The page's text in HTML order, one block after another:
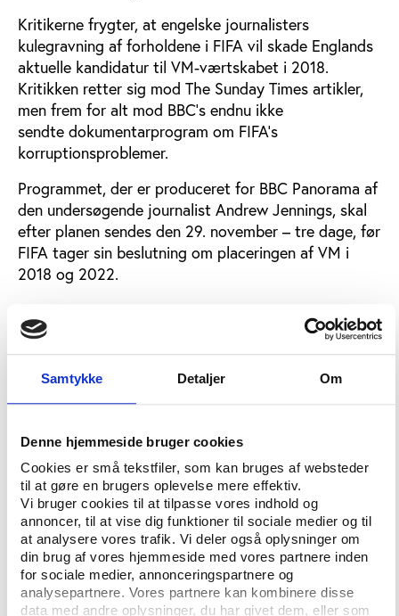
Samtykke Detaljer Om
Denne hjemmeside bruger cookies
Cookies er små tekstfiler, som kan bruges af websteder
til at gøre en brugers oplevelse mere effektiv.
Vi bruger cookies til at tilpasse vores indhold og
annoncer, til at vise dig funktioner til sociale medier og til
at analysere vores trafik. Vi deler også oplysninger om
din brug af vores hjemmeside med vores partnere inden
for sociale medier, annonceringspartnere og
analysepartnere. Vores partnere kan kombinere disse
data med andre oplysninger, du har givet dem, eller som
Kritikerne frygter, at engelske journalisters
kulegravning af forholdene i FIFA vil skade Englands
aktuelle kandidatur til VM-værtskabet i 2018.
Kritikken retter sig mod The Sunday Times artikler,
men frem for alt mod BBC's endnu ikke
sendte dokumentarprogram om FIFA’s
korruptionsproblemer.
Programmet, der er produceret for BBC Panorama af
den undersøgende journalist Andrew Jennings, skal
efter planen sendes den 29. november – tre dage, før
FIFA tager sin beslutning om placeringen af VM i
2018 og 2022.
'Upatriotisk'
Denne timing kalder den tidligere sportsminister
Richard Caborn nu for ’upatriotisk’. I samme spor
ligger formanden for komitéen bag det engelske bud,
at sende udsendelsen umiddelbart før afstemningen i
FIFA.
”Det er ikke særligt patriotisk af BBC. De kunne have
gjort det på et hvilket som helst tidspunkt i de
seneste to år eller kommende to år,” siger Andy
Anson, der i sidste uge mødtes med chefen for BBC,
Mark Thompson, uden at der kom noget ud af
mødet. Men ifølge avisen The Telegraph møder